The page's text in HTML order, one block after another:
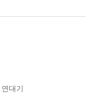
대기